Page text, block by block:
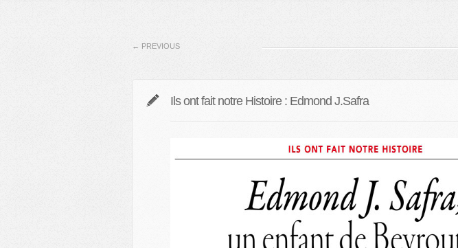
← PREVIOUS
Ils ont fait notre Histoire : Edmond J.Safra